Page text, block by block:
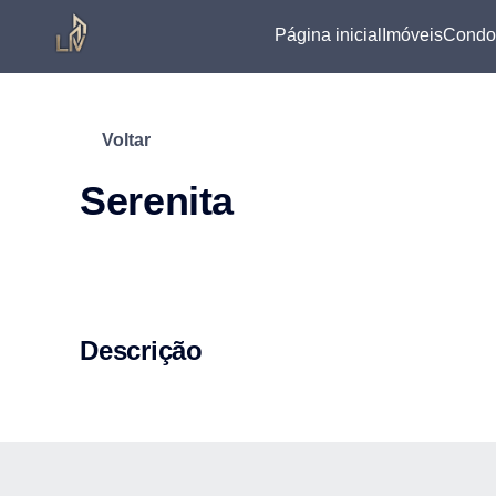
Página inicial Imóveis
Voltar
Serenita
Descrição